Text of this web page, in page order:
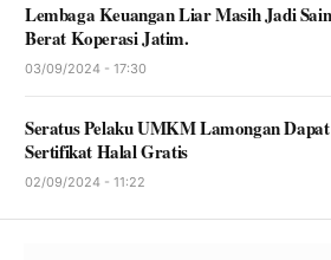
Lembaga Keuangan Liar Masih Jadi Saingan
Berat Koperasi Jatim.
03/09/2024 - 17:30
Seratus Pelaku UMKM Lamongan Dapat
Sertifikat Halal Gratis
02/09/2024 - 11:22